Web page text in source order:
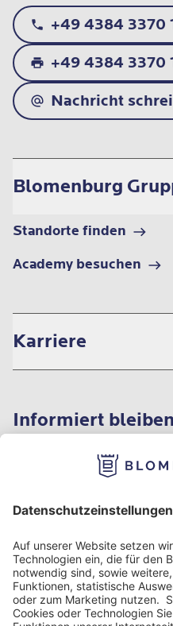
+49 4384 3370
+49 4384 3370
Nachricht
Blomenburg
Standorte finden
Academy besuchen
Karriere
Informiert bleiben
Impressum
Datenschutzinformation